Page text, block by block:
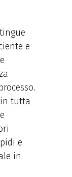
e
in tutta
e
e
in